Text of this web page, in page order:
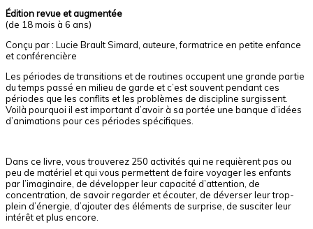
Édition revue et augmentée
(de 18 mois à 6 ans)
Conçu par : Lucie Brault Simard, auteure, formatrice en petite enfance
et conférencière
Les périodes de transitions et de routines occupent une grande partie
du temps passé en milieu de garde et c’est souvent pendant ces
périodes que les conflits et les problèmes de discipline surgissent.
Voilà pourquoi il est important d’avoir à sa portée une banque d’idées
d’animations pour ces périodes spécifiques.
Dans ce livre, vous trouverez 250 activités qui ne requièrent pas ou
peu de matériel et qui vous permettent de faire voyager les enfants
par l’imaginaire, de développer leur capacité d’attention, de
concentration, de savoir regarder et écouter, de déverser leur trop-
plein d’énergie, d’ajouter des éléments de surprise, de susciter leur
intérêt et plus encore.